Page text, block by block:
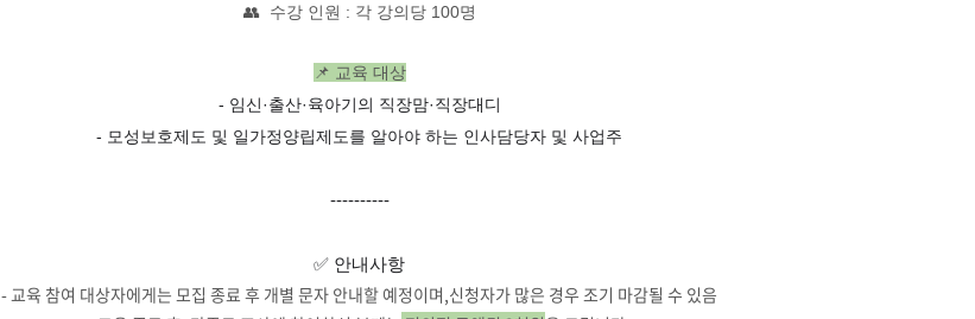
👥 수강 인원 : 각 강의당 100명
📌 교육 대상
- 임신·출산·육아기의 직장맘·직장대디
- 모성보호제도 및 일가정양립제도를 알아야 하는 인사담당자 및 사업주
----------
✅ 안내사항
- 교육 참여 대상자에게는 모집 종료 후 개별 문자 안내할 예정이며, 신청자가 많은 경우 조기 마감될 수 있음